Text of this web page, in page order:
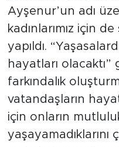
Ayşenur’un adı
kadınlarımız için
yapıldı.
hayatları
farkındalık
vatandaşların
için onların
yaşayamadıklarını